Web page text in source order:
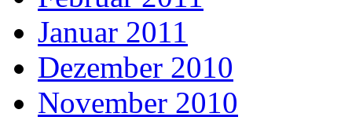
Januar 2011
Dezember 2010
November 2010